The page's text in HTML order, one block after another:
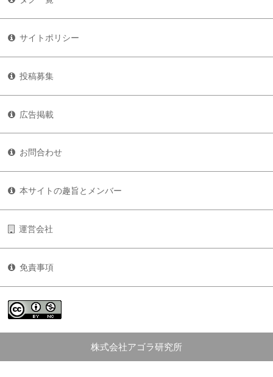
サイトポリシー
投稿募集
広告掲載
お問合わせ
本サイトの趣旨とメンバー
運営会社
免責事項
株式会社アゴラ研究所